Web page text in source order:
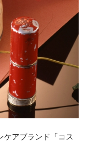
ケアブランド「コス